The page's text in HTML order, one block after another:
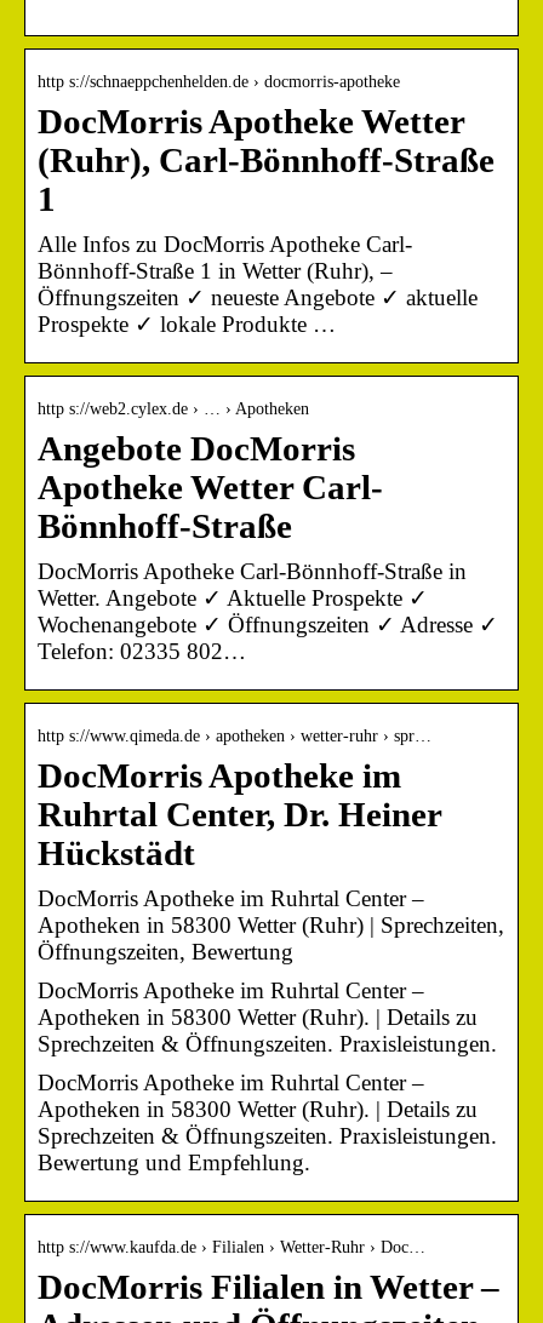
http s://schnaeppchenhelden.de › docmorris-apotheke
DocMorris Apotheke Wetter
(Ruhr), Carl-Bönnhoff-Straße
1
Alle Infos zu DocMorris Apotheke Carl-
Bönnhoff-Straße 1 in Wetter (Ruhr), –
Öffnungszeiten ✓ neueste Angebote ✓ aktuelle
Prospekte ✓ lokale Produkte …
http s://web2.cylex.de › … › Apotheken
Angebote DocMorris
Apotheke Wetter Carl-
Bönnhoff-Straße
DocMorris Apotheke Carl-Bönnhoff-Straße in
Wetter. Angebote ✓ Aktuelle Prospekte ✓
Wochenangebote ✓ Öffnungszeiten ✓ Adresse ✓
Telefon: 02335 802…
http s://www.qimeda.de › apotheken › wetter-ruhr › spr…
DocMorris Apotheke im
Ruhrtal Center, Dr. Heiner
Hückstädt
DocMorris Apotheke im Ruhrtal Center –
Apotheken in 58300 Wetter (Ruhr) | Sprechzeiten,
Öffnungszeiten, Bewertung
DocMorris Apotheke im Ruhrtal Center –
Apotheken in 58300 Wetter (Ruhr). | Details zu
Sprechzeiten & Öffnungszeiten. Praxisleistungen.
DocMorris Apotheke im Ruhrtal Center –
Apotheken in 58300 Wetter (Ruhr). | Details zu
Sprechzeiten & Öffnungszeiten. Praxisleistungen.
Bewertung und Empfehlung.
http s://www.kaufda.de › Filialen › Wetter-Ruhr › Doc…
DocMorris Filialen in Wetter –